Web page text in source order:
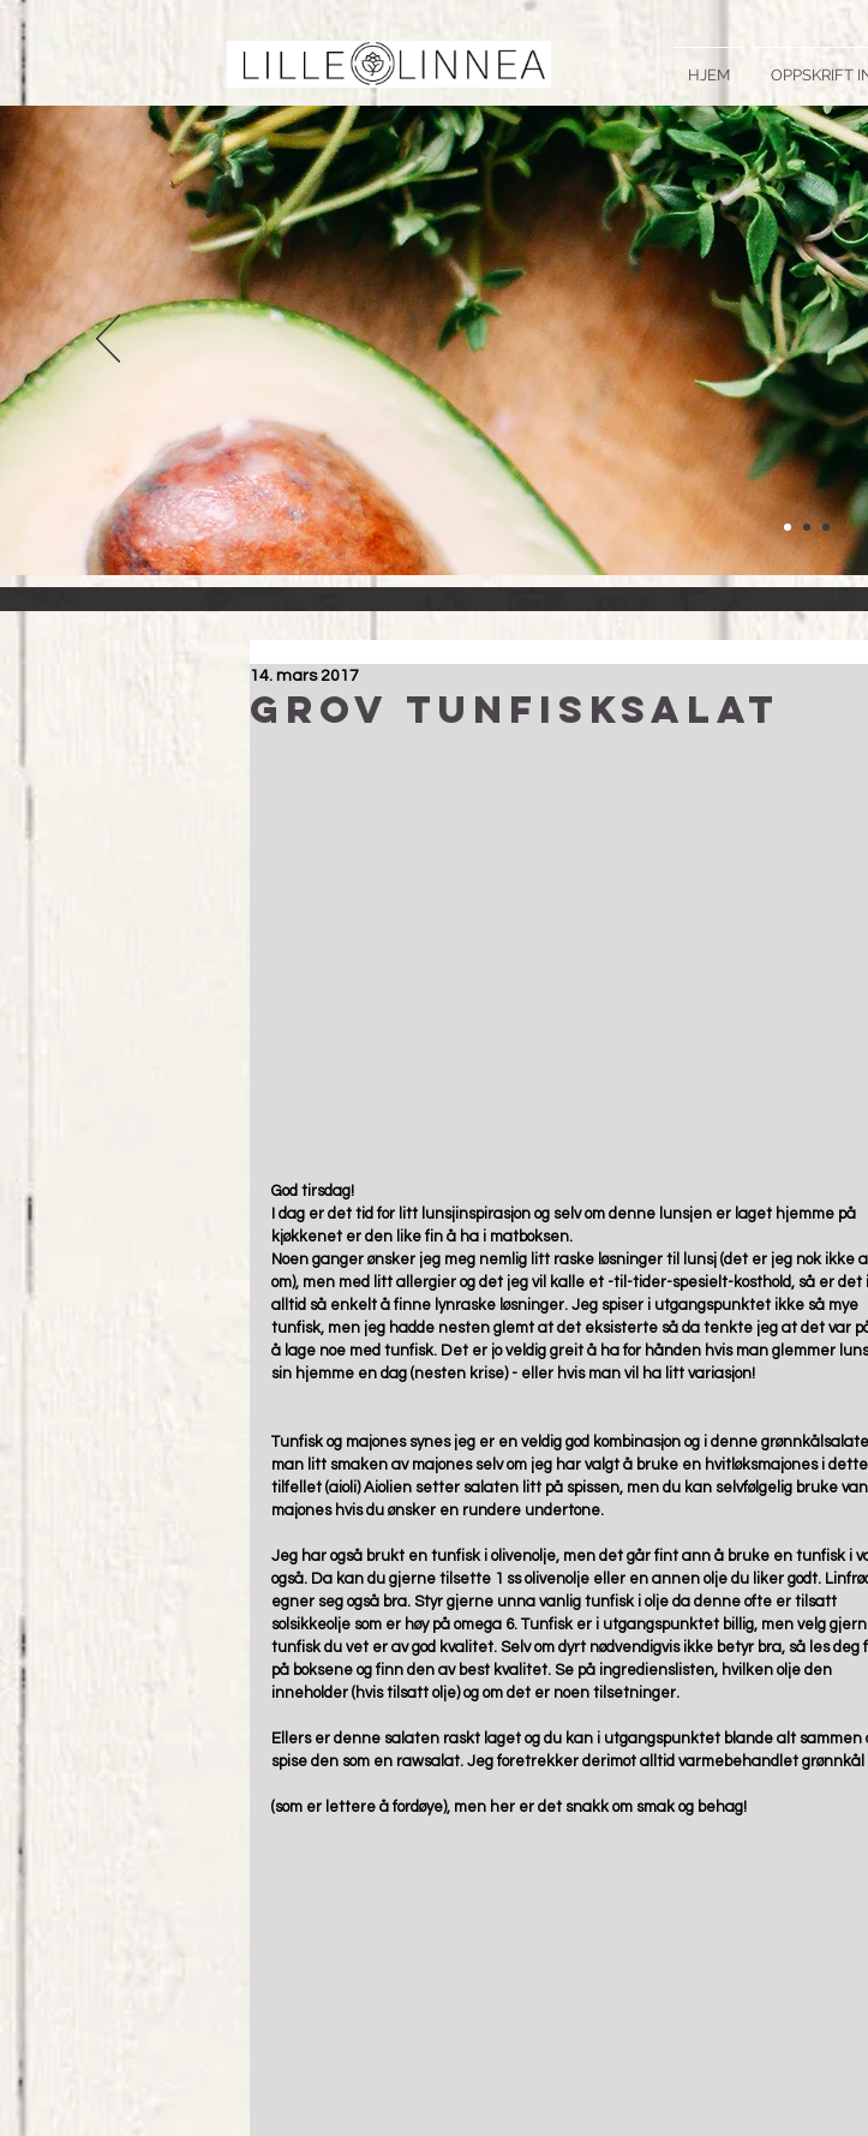
HJEM OPPSKRIFT
Grov tunfisksalat
14. mars 2017
God tirsdag!
I dag er det tid for litt lunsjinspirasjon og selv om denne lunsjen er laget hjemme på
kjøkkenet er den like fin å ha i matboksen.
Noen ganger ønsker jeg meg nemlig litt raske løsninger til lunsj (det er jeg nok ikke
om), men med litt allergier og det jeg vil kalle et -til-tider-spesielt-kosthold, så er det
alltid så enkelt å finne lynraske løsninger. Jeg spiser i utgangspunktet ikke så mye
tunfisk, men jeg hadde nesten glemt at det eksisterte så da tenkte jeg at det var
å lage noe med tunfisk. Det er jo veldig greit å ha for hånden hvis man glemmer
sin hjemme en dag (nesten krise) - eller hvis man vil ha litt variasjon!
Tunfisk og majones synes jeg er en veldig god kombinasjon og i denne
man litt smaken av majones selv om jeg har valgt å bruke en hvitløksmajones i dette
tilfellet (aioli) Aiolien setter salaten litt på spissen, men du kan selvfølgelig bruke
majones hvis du ønsker en rundere undertone.
Jeg har også brukt en tunfisk i olivenolje, men det går fint ann å bruke en tunfisk i
også. Da kan du gjerne tilsette 1 ss olivenolje eller en annen olje du liker godt.
egner seg også bra. Styr gjerne unna vanlig tunfisk i olje da denne ofte er tilsatt
solsikkeolje som er høy på omega 6. Tunfisk er i utgangspunktet billig, men velg
tunfisk du vet er av god kvalitet. Selv om dyrt nødvendigvis ikke betyr bra, så les deg
på boksene og finn den av best kvalitet. Se på ingredienslisten, hvilken olje den
inneholder (hvis tilsatt olje) og om det er noen tilsetninger.
Ellers er denne salaten raskt laget og du kan i utgangspunktet blande alt sammen
spise den som en rawsalat. Jeg foretrekker derimot alltid varmebehandlet grønnkål
(som er lettere å fordøye), men her er det snakk om smak og behag!